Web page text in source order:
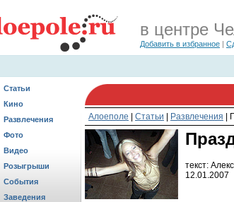
в центре
Добавить в избранное |
Статьи
Кино
Развлечения
Фото
Видео
Розыгрыши
События
Заведения
Алоеполе Статьи Развлечения
текст:
12.01.2007